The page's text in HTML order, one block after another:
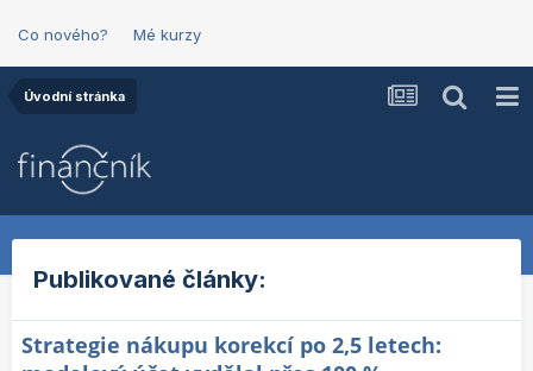
Co nového? Mé kurzy
Úvodní stránka
Publikované články:
Strategie nákupu korekcí po 2,5 letech: